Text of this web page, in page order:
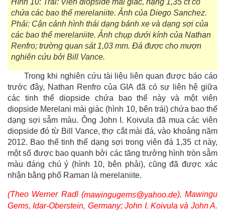
Hình 10: Trái: Viên diopside mài giác, nặng 1,35 ct có
chứa các bao thể merelaniite. Ảnh của Diego Sanchez.
Phải: Cận cảnh hình thái dạng bánh xe và dạng sợi của
các bao thể merelaniite. Ảnh chụp dưới kính của Nathan
Renfro; trường quan sát 1,03 mm. Đá được cho mượn
nghiên cứu bởi Bill Vance.
Trong khi nghiên cứu tài liệu liên quan được báo cáo
trước đây, Nathan Renfro của GIA đã có sự liên hệ giữa
các tinh thể diopside chứa bao thể này và một viên
diopside Merelani mài giác (hình 10, bên trái) chứa bao thể
dạng sợi sẫm màu. Ông John I. Koivula đã mua các viên
diopside đó từ Bill Vance, thợ cắt mài đá, vào khoảng năm
2012. Bao thể tinh thể dạng sợi trong viên đá 1,35 ct này,
một số được bao quanh bởi các tăng trưởng hình tròn sẫm
màu đáng chú ý (hình 10, bên phải), cũng đã được xác
nhận bằng phổ Raman là merelaniite.
(Theo Werner Radl (mawingugems@yahoo.de), Mawingu
Gems, Idar-Oberstein, Germany; John I. Koivula và John A.